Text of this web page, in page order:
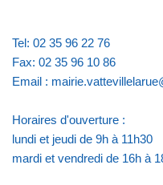
Tel: 02 35 96 22 76
Fax: 02 35 96 10 86
Email :
Horaires d'ouverture :
lundi et jeudi de 9h à 11h30
mardi et vendredi de 16h à